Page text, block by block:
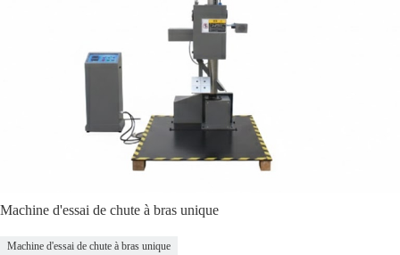
Machine d'essai de chute à bras unique
Machine d'essai de chute à bras unique